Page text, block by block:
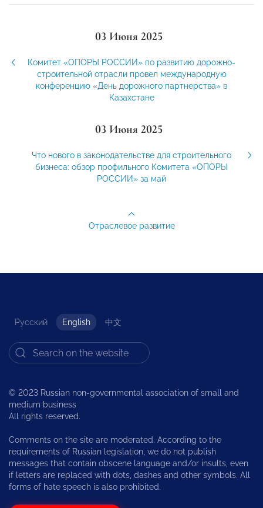
03 Июня 2025
Комитет «ОПОРЫ РОССИИ» по развитию дорожно-
строительной отрасли провел международную
конференцию «День дорожного партнерства» в
Казахстане
03 Июня 2025
Что нового в законодательстве для строительного
бизнеса: обзор профильного Комитета «ОПОРЫ
РОССИИ» за май
Отраслевое развитие
Русский English 中文
© 2023 Russian non-governmental association of small and
medium business
All rights reserved.
Comments on the site are moderated. According to the
requirements of Russian legislation, we do not publish
messages that contain obscene language and/or insults, even
if letters are replaced with dots, dashes and other symbols. All
forms of hate speech is also prohibited.